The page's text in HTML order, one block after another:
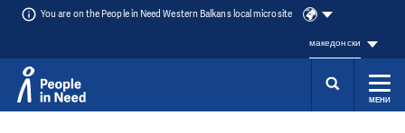
You are on the People in Need Western Balkans local microsite
македонски
МЕНИ